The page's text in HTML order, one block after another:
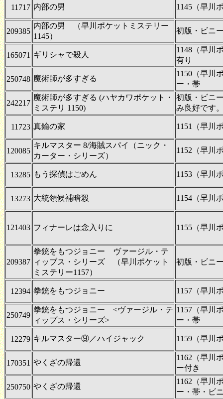
11717 内部の男 1145（早川
209385
内部の男 （早川ポケットミステリー
1145）
初版・ビニ
165071 ギリシャで殺人
1148（早川
有り
250748 魔術師が多すぎる
1150（早川
ー・帯
242217
魔術師が多すぎる (ハヤカワポケット・
ミステリ 1150)
初版・ビニ
み良好です
11723 真鍮の家 1151（早川
120085
キルマスター 8/海賊スパイ（ニック・
カーター・シリーズ）
1152（早川
13285 もう探偵はごめん 1153（早川
13273 大統領候補暗殺 1154（早川
121403 フィナーレは念入りに 1155（早川
209387
拳銃をもつジョニー ヴァージル・テ
ィッブス・シリーズ （早川ポケット
ミステリー1157）
初版・ビニ
12394 拳銃をもつジョニー 1157（早川
250749
拳銃をもつジョニー <ヴァージル・テ
ィップス・シリーズ>
1157（早川
ー・帯
12279 キルマスター⑨／ハイジャック 1159（早川
170351 やくざの帰還
1162（早川
ー付き
250750 やくざの帰還
1162（早川
ー・帯・ビ